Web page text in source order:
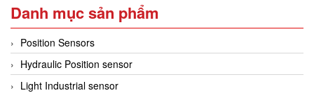
Danh mục sản phẩm
Position Sensors
Hydraulic Position sensor
Light Industrial sensor